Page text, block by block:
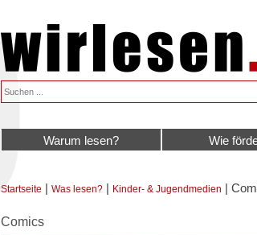
Warum lesen? Wie
Sie sind hier
Startseite | Was lesen? | Kinder- & Jugendmedien |
Comics